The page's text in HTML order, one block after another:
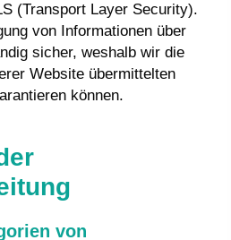
(Transport Layer Security).
von Informationen über
sicher, weshalb wir die
Website übermittelten
können.
von